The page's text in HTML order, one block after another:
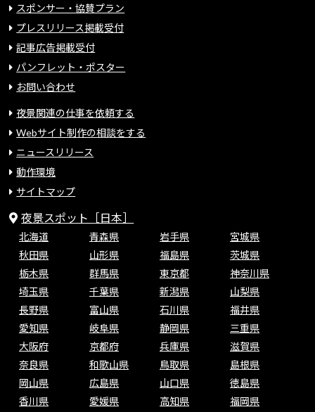
スポンサー・協賛プラン
プレスリリース掲載受付
記事広告掲載受付
パンフレット・ポスター
お問い合わせ
夜景関連の仕事を依頼する
Webサイト制作の相談をする
ニュースリリース
動作環境
サイトマップ
夜景スポット［日本］
北海道 青森県 岩手県
宮城県
秋田県
山形県 福島県
茨城県
栃木県
群馬県 東京都
神奈川県
埼玉県
千葉県 新潟県
山梨県
長野県
富山県 石川県
福井県
愛知県
岐阜県 静岡県
三重県
大阪府
京都府 兵庫県
滋賀県
奈良県
和歌山県 鳥取県
島根県
岡山県
広島県 山口県
徳島県
香川県
愛媛県 高知県
福岡県